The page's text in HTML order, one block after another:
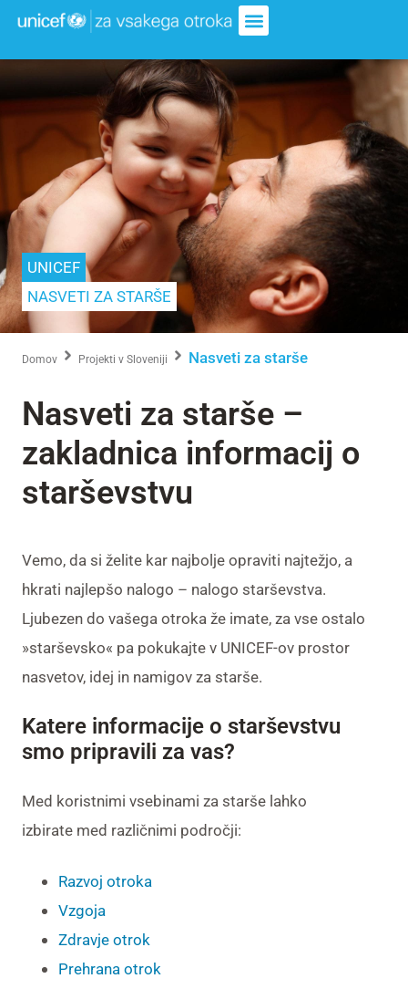
UNICEF
NASVETI ZA STARŠE
Domov Projekti v Sloveniji Nasveti za starše
Nasveti za starše –
zakladnica informacij o
starševstvu
Vemo, da si želite kar najbolje opraviti najtežjo, a
hkrati najlepšo nalogo – nalogo starševstva.
Ljubezen do vašega otroka že imate, za vse ostalo
»starševsko« pa pokukajte v UNICEF-ov prostor
nasvetov, idej in namigov za starše.
Katere informacije o starševstvu
smo pripravili za vas?
Med koristnimi vsebinami za starše lahko
izbirate med različnimi področji:
Razvoj otroka
Vzgoja
Zdravje otrok
Prehrana otrok